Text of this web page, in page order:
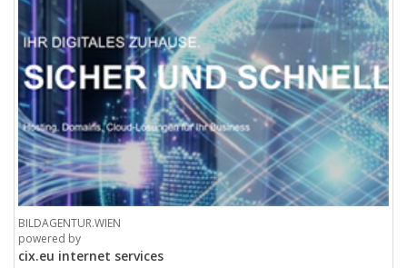
BILDAGENTUR.WIEN
powered by
cix.eu internet services